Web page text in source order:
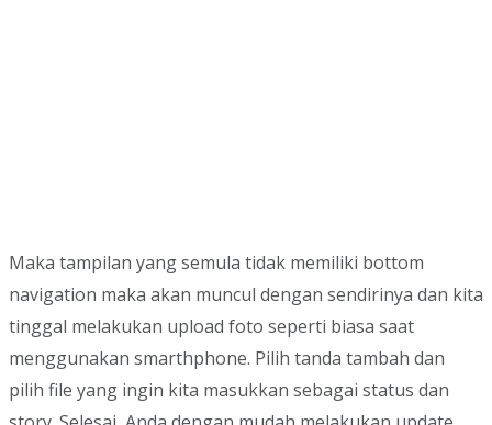
Maka tampilan yang semula tidak memiliki bottom
navigation maka akan muncul dengan sendirinya dan kita
tinggal melakukan upload foto seperti biasa saat
menggunakan smarthphone. Pilih tanda tambah dan
pilih file yang ingin kita masukkan sebagai status dan